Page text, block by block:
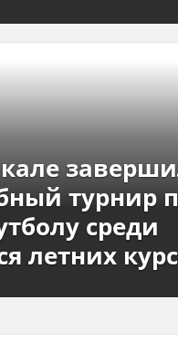
турнир
среди
летних